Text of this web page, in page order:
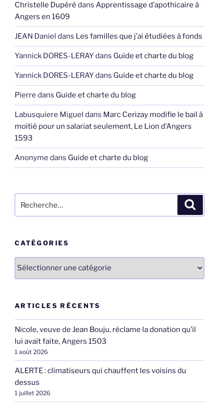
Christelle Dupéré dans Apprentissage d’apothicaire à
Angers en 1609
JEAN Daniel dans Les familles que j’ai étudiées à fonds
Yannick DORES-LERAYdans Guide et charte du blog
Yannick DORES-LERAYdans Guide et charte du blog
Pierre dans Guide et charte du blog
Labusquiere Miguel dans Marc Cerizay modifie le bail à
moitié pour un salariat seulement, Le Lion d’Angers
1593
Anonyme dans Guide et charte du blog
pour
CATÉGORIES
ARTICLES RÉCENTS
Nicole, veuve de Jean Bouju, réclame la donation qu’il
lui avait faite, Angers 1503
1 août 2026
ALERTE : climatiseurs qui chauffent les voisins du
dessus
1 juillet 2026